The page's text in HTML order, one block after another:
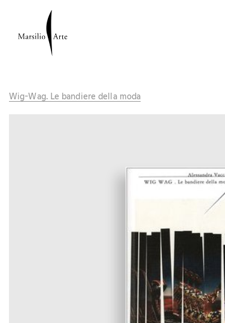
Wig-Wag. Le bandiere della moda